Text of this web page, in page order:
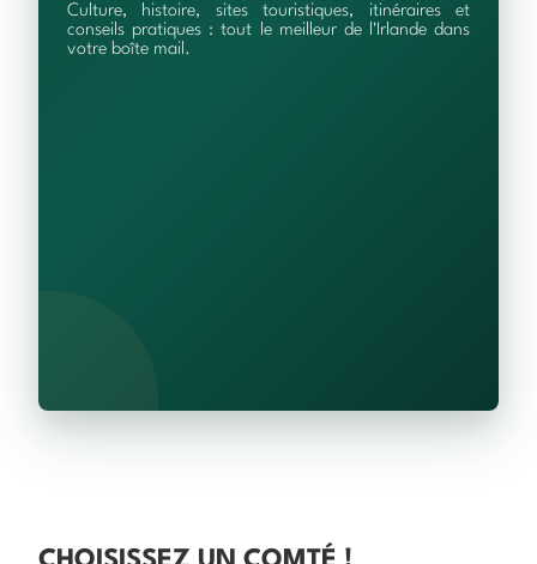
Culture, histoire, sites touristiques, itinéraires et
conseils pratiques : tout le meilleur de l'Irlande dans
votre boîte mail.